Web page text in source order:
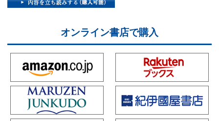
オンライン書店で購入